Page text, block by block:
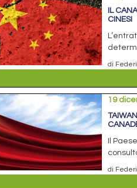
IL
CINESI
di
19
Il
di